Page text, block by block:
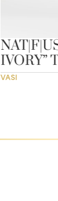
IVORY”
VASI